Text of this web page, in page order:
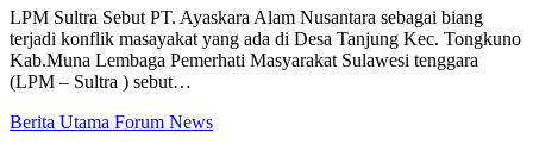
LPM Sultra Sebut PT. Ayaskara Alam Nusantara sebagai biang
terjadi konflik masayakat yang ada di Desa Tanjung Kec. Tongkuno
Kab.Muna Lembaga Pemerhati Masyarakat Sulawesi tenggara
(LPM – Sultra ) sebut…
Berita Utama Forum News